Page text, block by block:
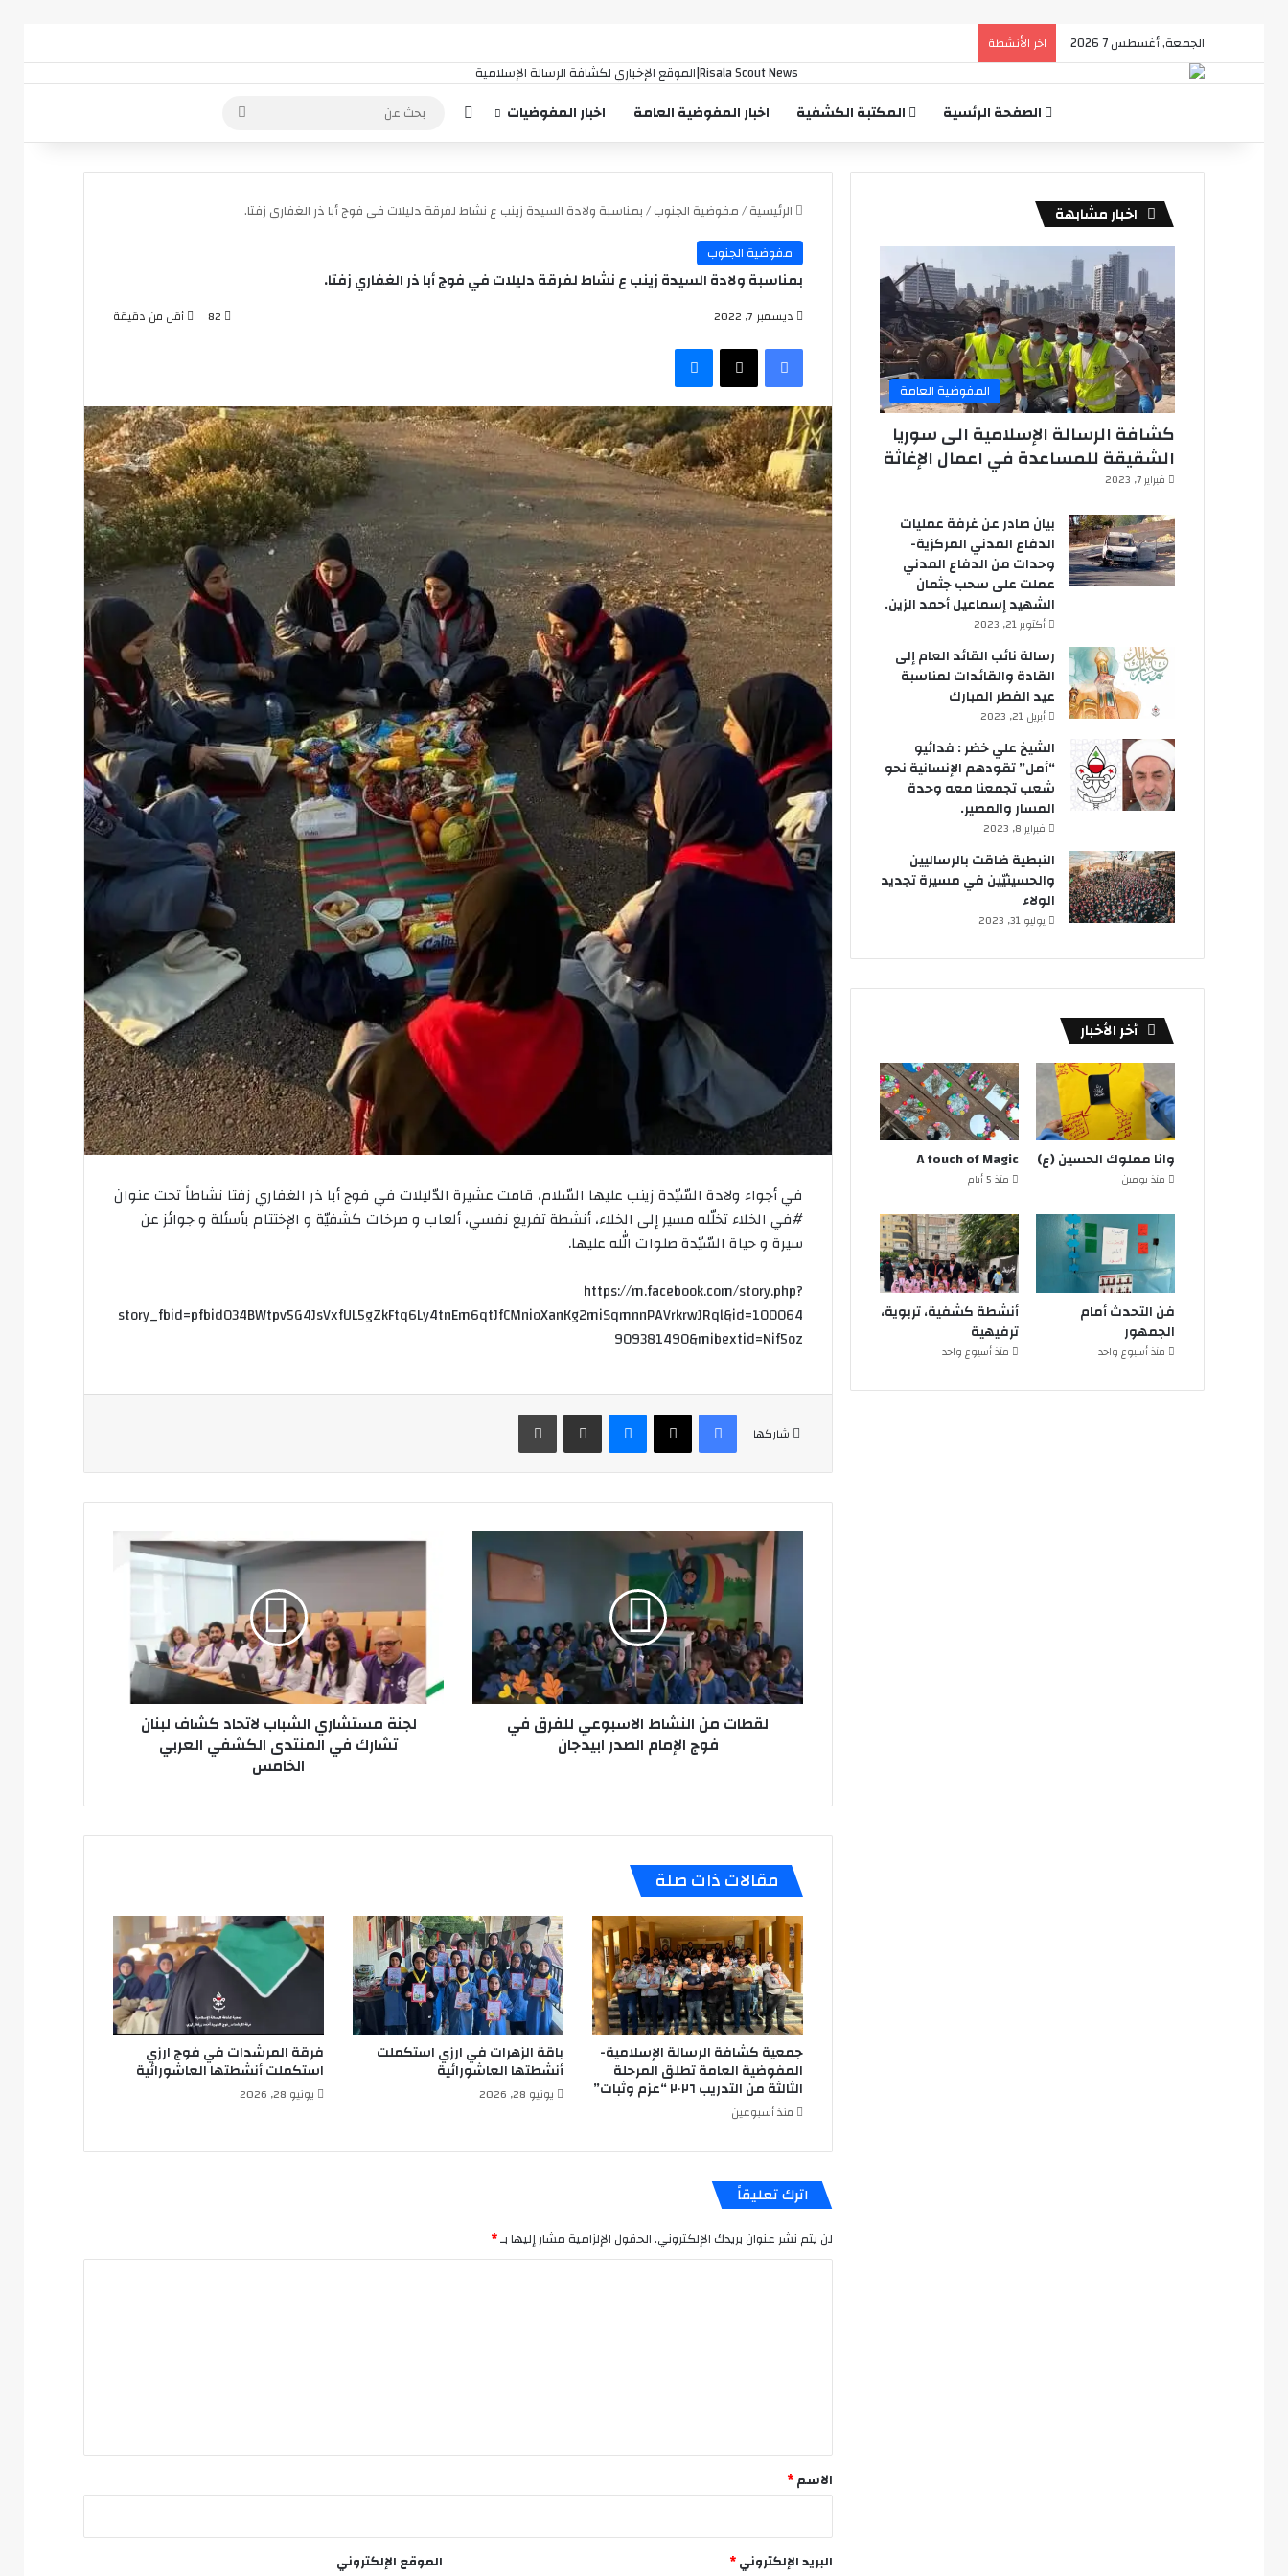
الجمعة, أغسطس 7 2026 اخر الأنشطة
الصفحة الرئسية المكتبة الكشفية اخبار المفوضية العامة اخبار المفوضيات إضافة عمود جانبي
عن
الرئيسية/مفوضية الجنوب/بمناسبة ولادة السيدة زينب ع نشاط لفرقة دليلات في فوج أبا ذر الغفاري زفتا.
مفوضية الجنوب
بمناسبة ولادة السيدة زينب ع نشاط لفرقة دليلات في فوج أبا ذر الغفاري زفتا.
ديسمبر 7, 2022 82 أقل من دقيقة
فيسبوك
‫X ماسنجر
في أجواء ولادة السّيّدة زينب عليها السّلام، قامت عشيرة الدّليلات في فوج أبا ذر الغفاري زفتا نشاطاً تحت عنوان
#في الخلاء تخلّله مسير إلى الخلاء، أنشطة تفريغ نفسي، ألعاب و صرخات كشفيّة و الإختتام بأسئلة و جوائز عن
سيرة و حياة السّيّدة صلوات الله عليها.
https://m.facebook.com/story.php?
story_fbid=pfbid034BWtpv5G4JsVxfUL5gZkFtq6Ly4tnEm6qtJfCMnioXanKg2miSqmnnPAVrkrwJRql&id=100064
909381490&mibextid=Nif5oz
شاركها
فيسبوك
‫X ماسنجر مشاركة عبر البريد طباعة
لقطات
النشاط
الاسبوعي
في
فوج
الإمام
الصدر
لقطات من النشاط الاسبوعي للفرق في
فوج الإمام الصدر ابيدجان
لجنة
كشاف
تشارك
في
المنتدى
الكشفيلجنة مستشاري الشباب لاتحاد كشاف لبنان
تشارك في المنتدى الكشفي العربي
الخامس
مقالات ذات صلة
جمعية كشافة الرسالة الإسلامية-
المفوضية العامة تطلق المرحلة
الثالثة من التدريب ٢٠٢٦ “عزم وثبات”
منذ أسبوعين
باقة الزهرات في ارزي استكملت
أنشطتها العاشورائية
يونيو 28, 2026
فرقة المرشدات في فوج ارزي
استكملت أنشطتها العاشورائية
يونيو 28, 2026
اترك تعليقاً
لن يتم نشر عنوان بريدك الإلكتروني.الحقول الإلزامية مشار إليها بـ*
*
الاسم*
البريد الإلكتروني* الموقع الإلكتروني
اخبار مشابهة
المفوضية العامة
كشافة الرسالة الإسلامية الى سوريا
الشقيقة للمساعدة في اعمال الإغاثة
فبراير 7, 2023
بيان صادر عن غرفة عمليات
الدفاع المدني المركزية-
وحدات من الدفاع المدني
عملت على سحب جثمان
الشهيد إسماعيل أحمد الزين.
أكتوبر 21, 2023
رسالة نائب القائد العام إلى
القادة والقائدات لمناسبة
عيد الفطر المبارك
أبريل 21, 2023
الشيخ علي خضر : فدائيو
“أمل” تقودهم الإنسانية نحو
شعب تجمعنا معه وحدة
المسار والمصير.
فبراير 8, 2023
النبطية ضاقت بالرساليين
والحسينيّين في مسيرة تجديد
الولاء
يوليو 31, 2023
أخر الأخبار
وانا مملوك الحسين (ع)
منذ يومين
A touch of Magic
منذ 5 أيام
فن التحدث أمام
الجمهور
منذ أسبوع واحد
أنشطة كشفية، تربوية،
ترفيهية
منذ أسبوع واحد